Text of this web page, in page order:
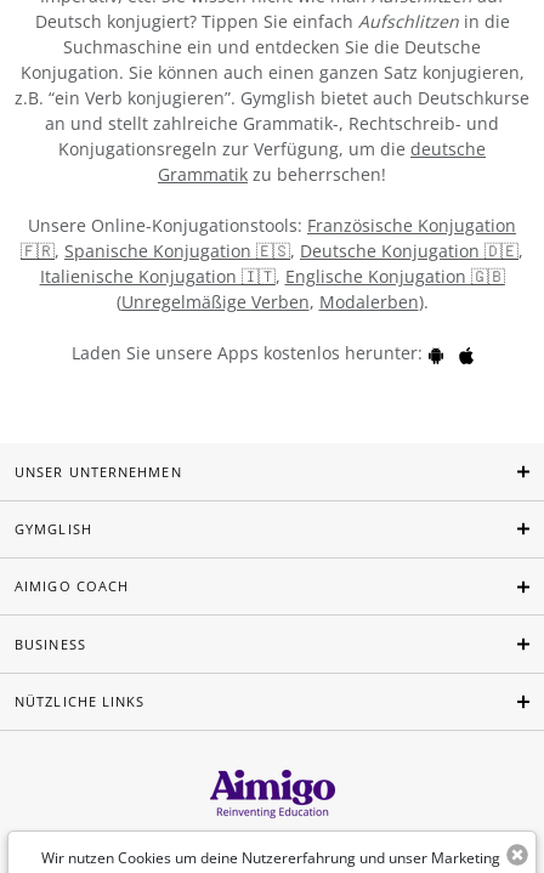
Deutsch konjugiert? Tippen Sie einfach Aufschlitzenin die
Suchmaschine ein und entdecken Sie die Deutsche
Konjugation. Sie können auch einen ganzen Satz konjugieren,
z.B. “ein Verb konjugieren”. Gymglish bietet auch Deutschkurse
an und stellt zahlreiche Grammatik-, Rechtschreib- und
Konjugationsregeln zur Verfügung, um die deutsche
Grammatik zu beherrschen!
Unsere Online-Konjugationstools: Französische Konjugation
🇫🇷, Spanische Konjugation 🇪🇸, Deutsche Konjugation 🇩🇪,
Italienische Konjugation 🇮🇹, Englische Konjugation 🇬🇧
(Unregelmäßige Verben, Modalerben).
Laden Sie unsere Apps kostenlos herunter:
Wir nutzen Cookies um deine Nutzererfahrung und unser Marketing
UNSER UNTERNEHMEN
GYMGLISH
AIMIGO COACH
BUSINESS
NÜTZLICHE LINKS
Deutsch